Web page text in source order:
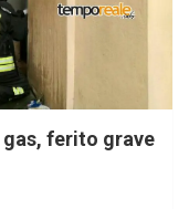
ferito grave